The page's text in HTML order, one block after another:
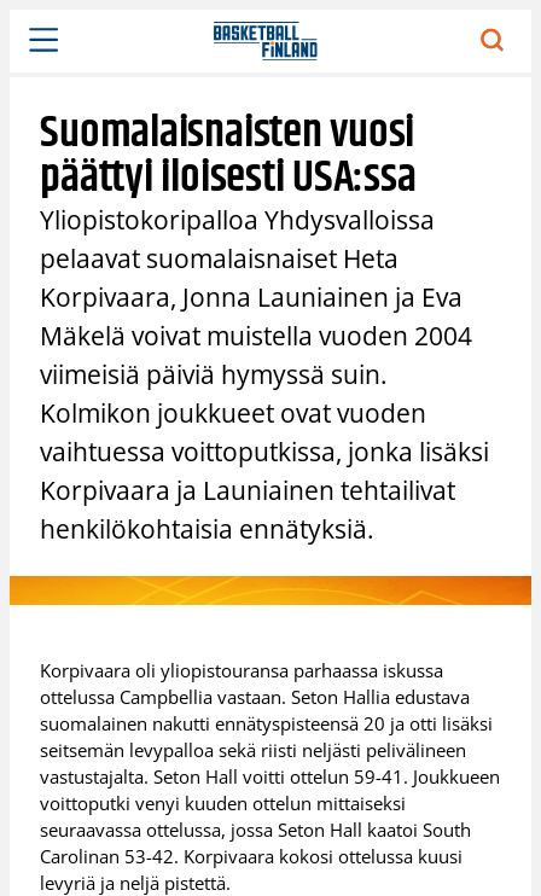
Siirry
sisältöön
Suomalaisnaisten vuosi
päättyi iloisesti USA:ssa
Yliopistokoripalloa Yhdysvalloissa
pelaavat suomalaisnaiset Heta
Korpivaara, Jonna Launiainen ja Eva
Mäkelä voivat muistella vuoden 2004
viimeisiä päiviä hymyssä suin.
Kolmikon joukkueet ovat vuoden
vaihtuessa voittoputkissa, jonka lisäksi
Korpivaara ja Launiainen tehtailivat
henkilökohtaisia ennätyksiä.
Korpivaara oli yliopistouransa parhaassa iskussa
ottelussa Campbellia vastaan. Seton Hallia edustava
suomalainen nakutti ennätyspisteensä 20 ja otti lisäksi
seitsemän levypalloa sekä riisti neljästi pelivälineen
vastustajalta. Seton Hall voitti ottelun 59-41. Joukkueen
voittoputki venyi kuuden ottelun mittaiseksi
seuraavassa ottelussa, jossa Seton Hall kaatoi South
Carolinan 53-42. Korpivaara kokosi ottelussa kuusi
levyriä ja neljä pistettä.